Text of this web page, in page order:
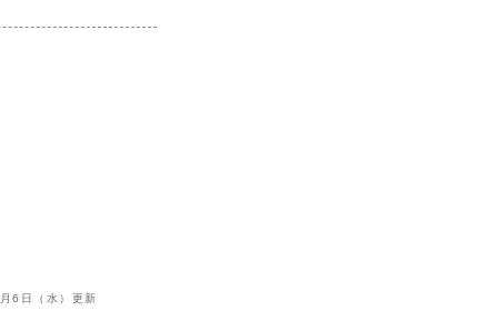
6日（水）更新